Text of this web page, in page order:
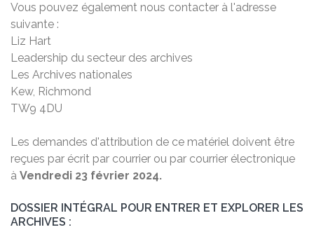
Vous pouvez également nous contacter à l'adresse
suivante :
Liz Hart
Leadership du secteur des archives
Les Archives nationales
Kew, Richmond
TW9 4DU
Les demandes d'attribution de ce matériel doivent être
reçues par écrit par courrier ou par courrier électronique
à Vendredi 23 février 2024.
DOSSIER INTÉGRAL POUR ENTRER ET EXPLORER LES
ARCHIVES :